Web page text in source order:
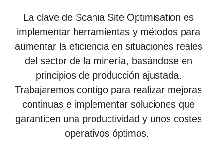
La clave de Scania Site Optimisation es
implementar herramientas y métodos para
aumentar la eficiencia en situaciones reales
del sector de la minería, basándose en
principios de producción ajustada.
Trabajaremos contigo para realizar mejoras
continuas e implementar soluciones que
garanticen una productividad y unos costes
operativos óptimos.